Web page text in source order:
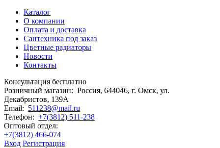
Каталог
О компании
Оплата и доставка
Сантехника под заказ
Цветные радиаторы
Новости
Контакты
Консультация бесплатно
Розничный магазин: Россия, 644046, г. Омск, ул.
Декабристов, 139А
Email: 511238@mail.ru
Телефон: +7(3812) 511-238
Оптовый отдел:
+7(3812) 466-074
Вход Регистрация